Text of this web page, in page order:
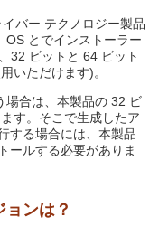
バー テクノロジー製品
OS とでインストーラー
32 ビットと 64 ビット
いただけます)。
場合は、本製品の 32 ビ
す。そこで生成したア
する場合には、本製品
ールする必要がありま
ンは？